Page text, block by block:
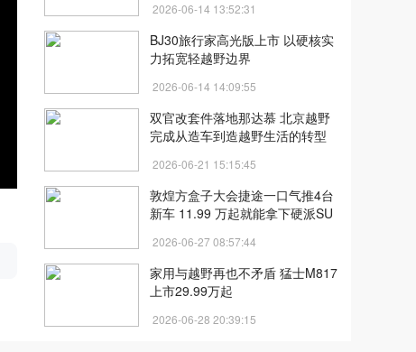
2026-06-14 13:52:31
BJ30旅行家高光版上市 以硬核实
力拓宽轻越野边界
2026-06-14 14:09:55
双官改套件落地那达慕 北京越野
完成从造车到造越野生活的转型
2026-06-21 15:15:45
敦煌方盒子大会捷途一口气推4台
新车 11.99 万起就能拿下硬派SU
2026-06-27 08:57:44
家用与越野再也不矛盾 猛士M817
上市29.99万起
2026-06-28 20:39:15